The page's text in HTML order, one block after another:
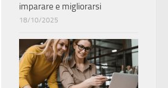
imparare e migliorarsi
18/10/2025